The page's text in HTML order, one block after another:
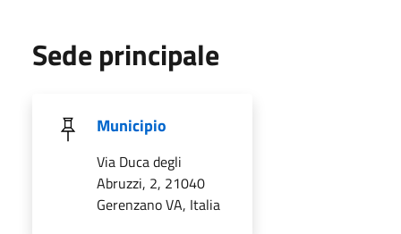
Sede principale
Municipio
Via Duca degli
Abruzzi, 2, 21040
Gerenzano VA, Italia